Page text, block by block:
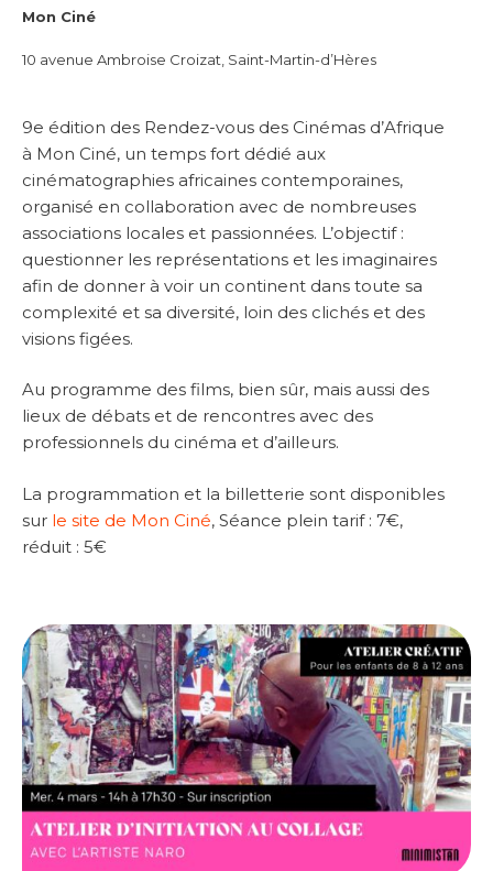
Mon Ciné
10 avenue Ambroise Croizat, Saint-Martin-d’Hères
9e édition des Rendez-vous des Cinémas d’Afrique
à Mon Ciné, un temps fort dédié aux
cinématographies africaines contemporaines,
organisé en collaboration avec de nombreuses
associations locales et passionnées. L’objectif :
questionner les représentations et les imaginaires
afin de donner à voir un continent dans toute sa
complexité et sa diversité, loin des clichés et des
visions figées.
Au programme des films, bien sûr, mais aussi des
lieux de débats et de rencontres avec des
professionnels du cinéma et d’ailleurs.
La programmation et la billetterie sont disponibles
sur le site de Mon Ciné, Séance plein tarif : 7€,
réduit : 5€